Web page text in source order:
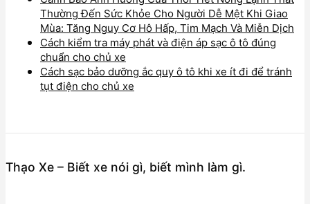
Thường Đến Sức Khỏe Cho Người Dễ Mệt Khi Giao
Mùa: Tăng Nguy Cơ Hô Hấp, Tim Mạch Và Miễn Dịch
Cách kiểm tra máy phát và điện áp sạc ô tô đúng
chuẩn cho chủ xe
Cách sạc bảo dưỡng ắc quy ô tô khi xe ít đi để tránh
tụt điện cho chủ xe
Thạo Xe – Biết xe nói gì, biết mình làm gì.